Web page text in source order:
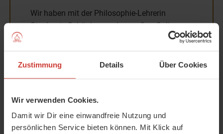
Zustimmung Details Über Cookies
Wir verwenden Cookies.
Damit wir Dir eine einwandfreie Nutzung und
persönlichen Service bieten können. Mit Klick auf
Wir haben mit der Philosophie-Lehrerin
Stephanie Schönberger den großen Online-
Kurs zum Yoga Sutra aufgenommen. Er
via Zoom. Wenn Dich das interessieren
Hier geht`s zurÜbersicht aller unserer Online-
Programme